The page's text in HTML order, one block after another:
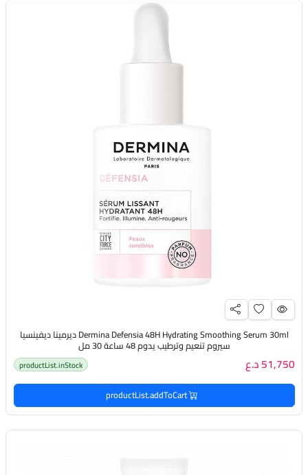
Dermina Defensia 48H Hydrating Smoothing Serum 30ml ديرمينا ديفينسيا
سيروم تنعيم وترطيب يدوم 48 ساعة 30 مل
51,750 د.ع productList.inStock
productList.addToCart